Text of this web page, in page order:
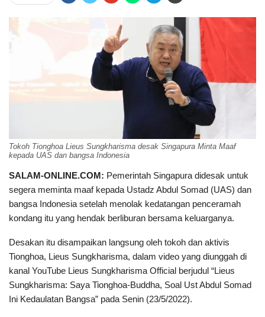
Tokoh Tionghoa Lieus Sungkharisma desak Singapura Minta Maaf
kepada UAS dan bangsa Indonesia
SALAM-ONLINE.COM: Pemerintah Singapura didesak untuk
segera meminta maaf kepada Ustadz Abdul Somad (UAS) dan
bangsa Indonesia setelah menolak kedatangan penceramah
kondang itu yang hendak berliburan bersama keluarganya.
Desakan itu disampaikan langsung oleh tokoh dan aktivis
Tionghoa, Lieus Sungkharisma, dalam video yang diunggah di
kanal YouTube Lieus Sungkharisma Official berjudul “Lieus
Sungkharisma: Saya Tionghoa-Buddha, Soal Ust Abdul Somad
Ini Kedaulatan Bangsa” pada Senin (23/5/2022).